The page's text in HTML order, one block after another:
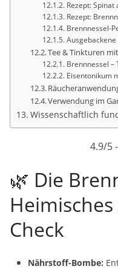
Rezept: Spinat
Rezept:
Brennnessel-
Tee & Tinkturen
Brennnessel –
Eisentonikum
Verwendung im
Wissenschaftlich
4.9/5
🌿 Die
Check
Nährstoff-Bombe: